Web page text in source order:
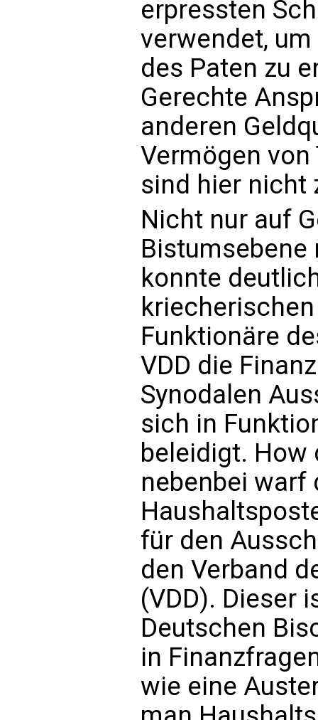
erpressten
verwendet,
des Paten zu
Gerechte
anderen
Vermögen
sind hier nicht
Nicht nur auf
konnte
Funktionäre
VDD die
Synodalen
sich in
beleidigt. How
nebenbei warf
für den
den Verband
(VDD). Dieser
Deutschen
in
wie eine